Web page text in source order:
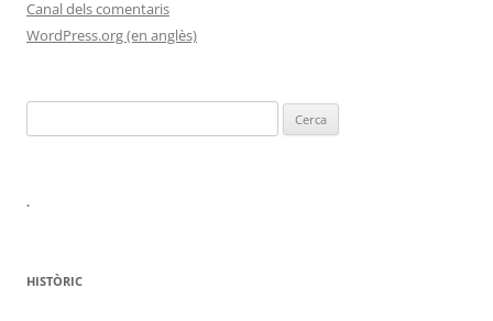
Canal dels comentaris
WordPress.org (en anglès)
.
HISTÒRIC